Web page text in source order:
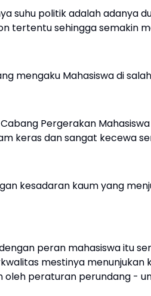
suhu politik adalah adanya
tertentu sehingga semakin
mengaku Mahasiswa di
Pergerakan
keras dan sangat kecewa
kesadaran kaum yang
peran mahasiswa itu
mestinya menunjukan
peraturan perundang -